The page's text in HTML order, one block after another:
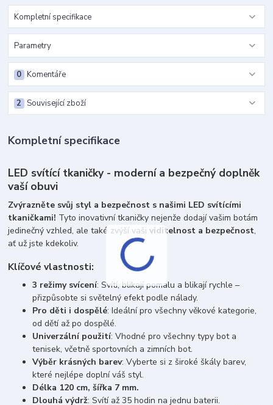
Kompletní specifikace
Parametry
Komentáře
0
Související zboží
2
Kompletní specifikace
LED svítící tkaničky - moderní a bezpečný doplněk
vaší obuvi
Zvýrazněte svůj styl a bezpečnost s našimi LED svítícími
tkaničkami! Tyto inovativní tkaničky nejenže dodají vašim botám
jedinečný vzhled, ale také zvýší vašividitelnost a bezpečnost,
ať už jste kdekoliv.
Klíčové vlastnosti:
3 režimy svícení: Svítí, blikají pomalu a blikají rychle –
přizpůsobte si světelný efekt podle nálady.
Pro děti i dospělé: Ideální pro všechny věkové kategorie,
od dětí až po dospělé.
Univerzální použití: Vhodné pro všechny typy bot a
tenisek, včetně sportovních a zimních bot.
Výběr krásných barev: Vyberte si z široké škály barev,
které nejlépe doplní váš styl.
Délka 120 cm, šířka 7 mm.
Dlouhá výdrž: Svítí až 35 hodin na jednu baterii.